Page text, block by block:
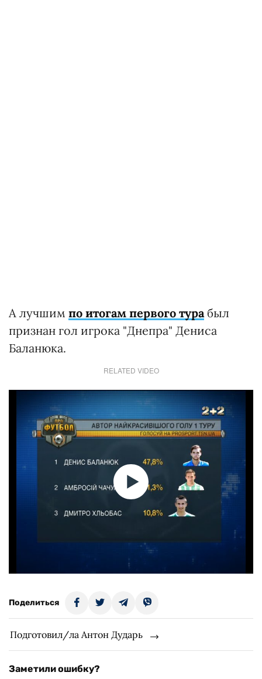
А лучшим по итогам первого турабыл
признан гол игрока "Днепра" Дениса
Баланюка.
RELATED VIDEO
Поделиться
Подготовил/ла Антон Дударь
Заметили ошибку?